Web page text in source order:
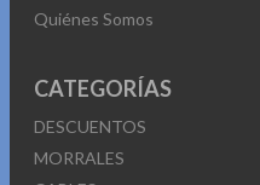
Quiénes Somos
CATEGORÍAS
DESCUENTOS
MORRALES